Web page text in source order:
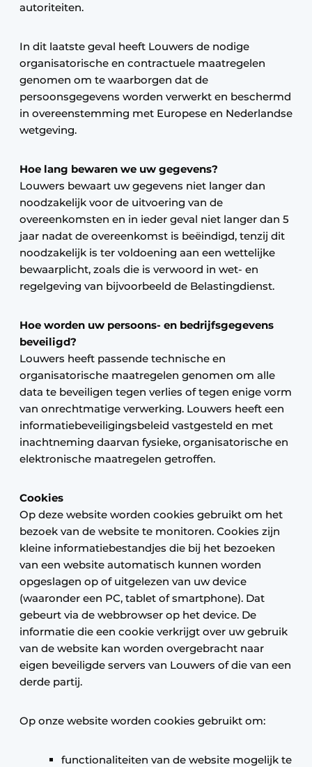
autoriteiten.
In dit laatste geval heeft Louwers de nodige
organisatorische en contractuele maatregelen
genomen om te waarborgen dat de
persoonsgegevens worden verwerkt en beschermd
in overeenstemming met Europese en Nederlandse
wetgeving.
Hoe lang bewaren we uw gegevens?
Louwers bewaart uw gegevens niet langer dan
noodzakelijk voor de uitvoering van de
overeenkomsten en in ieder geval niet langer dan 5
jaar nadat de overeenkomst is beëindigd, tenzij dit
noodzakelijk is ter voldoening aan een wettelijke
bewaarplicht, zoals die is verwoord in wet- en
regelgeving van bijvoorbeeld de Belastingdienst.
Hoe worden uw persoons- en bedrijfsgegevens
beveiligd?
Louwers heeft passende technische en
organisatorische maatregelen genomen om alle
data te beveiligen tegen verlies of tegen enige vorm
van onrechtmatige verwerking. Louwers heeft een
informatiebeveiligingsbeleid vastgesteld en met
inachtneming daarvan fysieke, organisatorische en
elektronische maatregelen getroffen.
Cookies
Op deze website worden cookies gebruikt om het
bezoek van de website te monitoren. Cookies zijn
kleine informatiebestandjes die bij het bezoeken
van een website automatisch kunnen worden
opgeslagen op of uitgelezen van uw device
(waaronder een PC, tablet of smartphone). Dat
gebeurt via de webbrowser op het device. De
informatie die een cookie verkrijgt over uw gebruik
van de website kan worden overgebracht naar
eigen beveiligde servers van Louwers of die van een
derde partij.
Op onze website worden cookies gebruikt om:
functionaliteiten van de website mogelijk te